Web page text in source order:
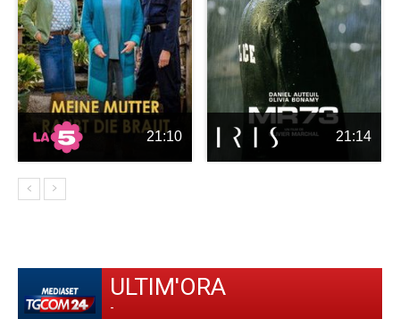
21:10 21:14
ULTIM'ORA
-